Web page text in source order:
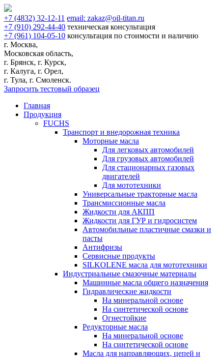
+7 (4832) 32-12-11 email: zakaz@oil-titan.ru
+7 (910) 292-44-40 техническая консультация
+7 (961) 104-05-10 консультация по стоимости и наличию
г. Москва,
Московская область,
г. Брянск, г. Курск,
г. Калуга, г. Орел,
г. Тула, г. Смоленск.
Запросить тестовый образец
Главная
Продукция
FUCHS
Транспорт и внедорожная техника
Моторные масла
Для легковых автомобилей
Для грузовых автомобилей
Для стационарных газовых
двигателей
Для мототехники
Универсальные тракторные масла
Трансмиссионные масла
Жидкости для АКПП
Жидкости для ГУР и гидросистем
Автомобильные пластичные смазки и
пасты
Антифризы
Сервисные продукты
SILKOLENE масла для мототехники
Индустриальные смазочные материалы
Машинные масла общего назначения
Гидравлические жидкости
На минеральной основе
На синтетической основе
Огнестойкие
Редукторные масла
На минеральной основе
На синтетической основе
Масла для направляющих, цепей и